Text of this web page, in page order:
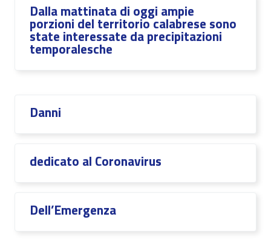
Dalla mattinata di oggi ampie
porzioni del territorio calabrese sono
state interessate da precipitazioni
temporalesche
Danni
dedicato al Coronavirus
Dell’Emergenza